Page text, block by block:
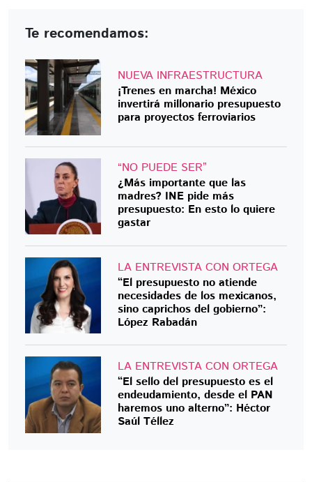
Te recomendamos:
NUEVA INFRAESTRUCTURA
¡Trenes en marcha! México
invertirá millonario presupuesto
para proyectos ferroviarios
“NO PUEDE SER”
¿Más importante que las
madres? INE pide más
presupuesto: En esto lo quiere
gastar
LA ENTREVISTA CON ORTEGA
“El presupuesto no atiende
necesidades de los mexicanos,
sino caprichos del gobierno”:
López Rabadán
LA ENTREVISTA CON ORTEGA
“El sello del presupuesto es el
endeudamiento, desde el PAN
haremos uno alterno”: Héctor
Saúl Téllez